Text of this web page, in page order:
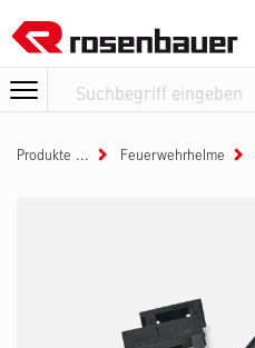
Produkte Feuerwehrhelme